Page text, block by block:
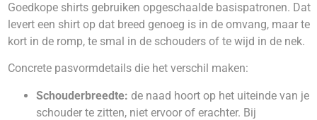
Goedkope shirts gebruiken opgeschaalde basispatronen. Dat
levert een shirt op dat breed genoeg is in de omvang, maar te
kort in de romp, te smal in de schouders of te wijd in de nek.
Concrete pasvormdetails die het verschil maken:
Schouderbreedte: de naad hoort op het uiteinde van je
schouder te zitten, niet ervoor of erachter. Bij